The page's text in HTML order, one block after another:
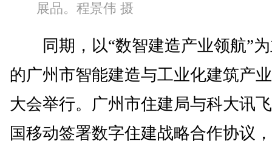
展品。程景伟 摄
同期，以“数智建造产业领航”为
的广州市智能建造与工业化建筑产
大会举行。广州市住建局与科大讯
国移动签署数字住建战略合作协议